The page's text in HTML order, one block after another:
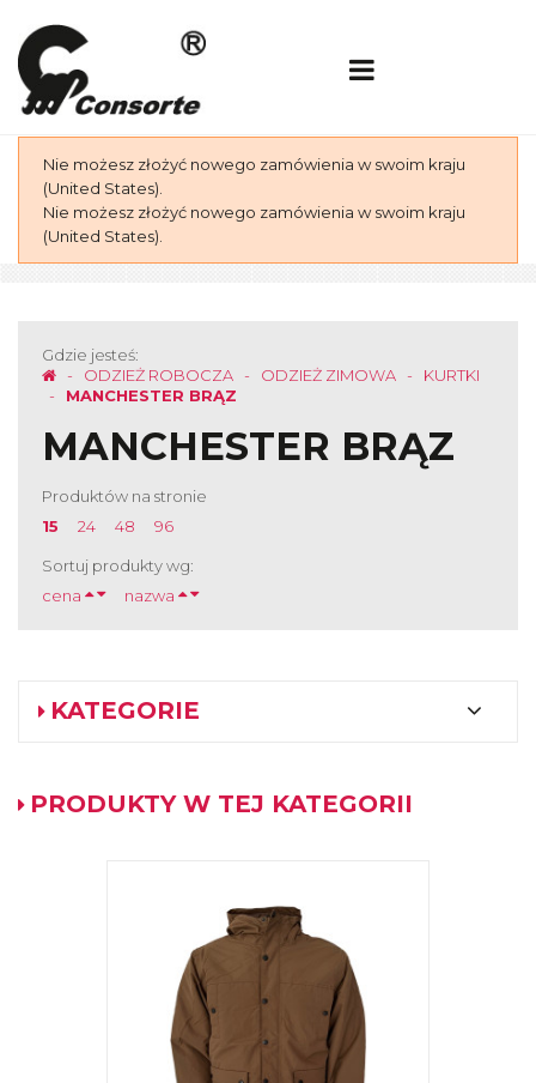
Nie możesz złożyć nowego zamówienia w swoim kraju
(United States).
Nie możesz złożyć nowego zamówienia w swoim kraju
(United States).
Gdzie jesteś:
ODZIEŻ ROBOCZA
ODZIEŻ ZIMOWA
KURTKI
MANCHESTER BRĄZ
MANCHESTER BRĄZ
Produktów na stronie
15
24 48 96
Sortuj produkty wg:
cena
nazwa
KATEGORIE
PRODUKTY W TEJ KATEGORII